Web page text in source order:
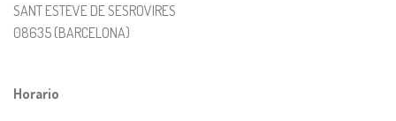
SANT ESTEVE DE SESROVIRES
08635 (BARCELONA)
Horario